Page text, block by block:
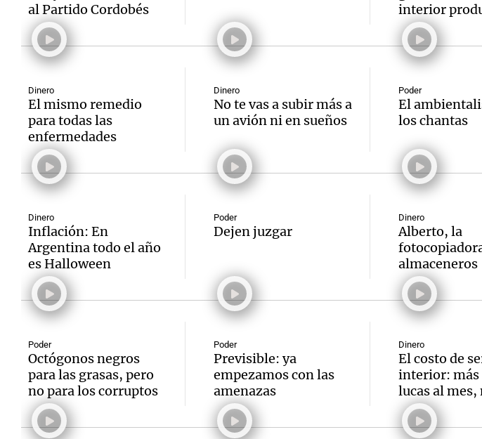
al Partido Cordobés
interior
Dinero
El mismo remedio
para todas las
enfermedades
Dinero
No te vas a subir más a
un avión ni en sueños
Poder
El
los chantas
Dinero
Inflación: En
Argentina todo el año
es Halloween
Poder
Dejen juzgar
Dinero
Alberto, la
almaceneros
Poder
Octógonos negros
para las grasas, pero
no para los corruptos
Poder
Previsible: ya
empezamos con las
amenazas
Dinero
El costo de
interior: más
lucas al
Notas
Editorial El huracán